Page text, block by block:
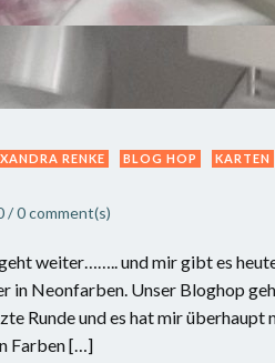
RENKE BLOG HOP KARTEN
/0comment(s)
weiter…….. und mir gibt es
in Neonfarben. Unser Bloghop
Runde und es hat mir überhaupt
Farben […]